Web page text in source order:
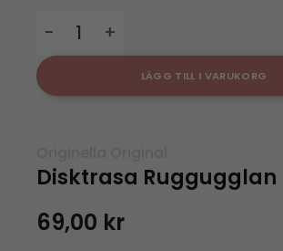
LÄGG TILL I VARUKORG
Disktrasa Ruggugglan
69,00 kr